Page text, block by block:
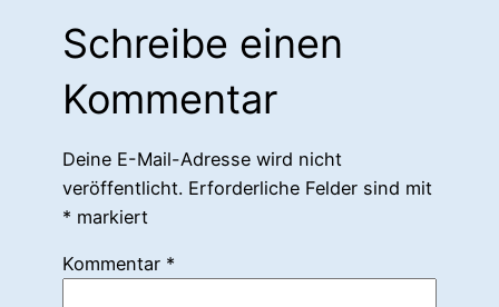
Schreibe einen
Kommentar
Deine E-Mail-Adresse wird nicht
veröffentlicht. Erforderliche Felder sind mit
* markiert
Kommentar *